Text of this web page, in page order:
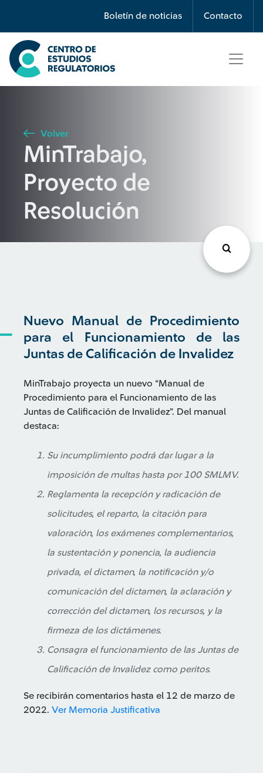
Boletín de noticias Contacto
Búsqueda
Seleccione país
Buscar
Volver
MinTrabajo,
Proyecto de
Resolución
Nuevo Manual de Procedimiento
para el Funcionamiento de las
Juntas de Calificación de Invalidez
MinTrabajo proyecta un nuevo “Manual de
Procedimiento para el Funcionamiento de las
Juntas de Calificación de Invalidez”. Del manual
destaca:
Su incumplimiento podrá dar lugar a la
imposición de multas hasta por 100 SMLMV.
Reglamenta la recepción y radicación de
solicitudes, el reparto, la citación para
valoración, los exámenes complementarios,
la sustentación y ponencia, la audiencia
privada, el dictamen, la notificación y/o
comunicación del dictamen, la aclaración y
corrección del dictamen, los recursos, y la
firmeza de los dictámenes.
Consagra el funcionamiento de las Juntas de
Calificación de Invalidez como peritos.
Se recibirán comentarios hasta el 12 de marzo de
2022. Ver Memoria Justificativa